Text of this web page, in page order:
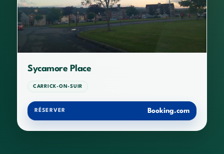
Sycamore Place
CARRICK-ON-SUIR
RÉSERVER Booking.com